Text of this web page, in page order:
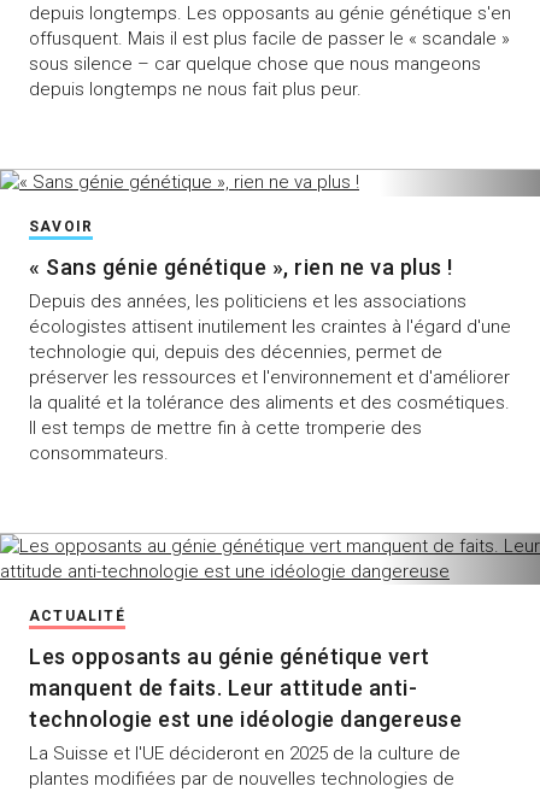
depuis longtemps. Les opposants au génie génétique s'en
offusquent. Mais il est plus facile de passer le « scandale »
sous silence – car quelque chose que nous mangeons
depuis longtemps ne nous fait plus peur.
SAVOIR
« Sans génie génétique », rien ne va plus !
Depuis des années, les politiciens et les associations
écologistes attisent inutilement les craintes à l'égard d'une
technologie qui, depuis des décennies, permet de
préserver les ressources et l'environnement et d'améliorer
la qualité et la tolérance des aliments et des cosmétiques.
Il est temps de mettre fin à cette tromperie des
consommateurs.
ACTUALITÉ
Les opposants au génie génétique vert
manquent de faits. Leur attitude anti-
technologie est une idéologie dangereuse
La Suisse et l'UE décideront en 2025 de la culture de
plantes modifiées par de nouvelles technologies de